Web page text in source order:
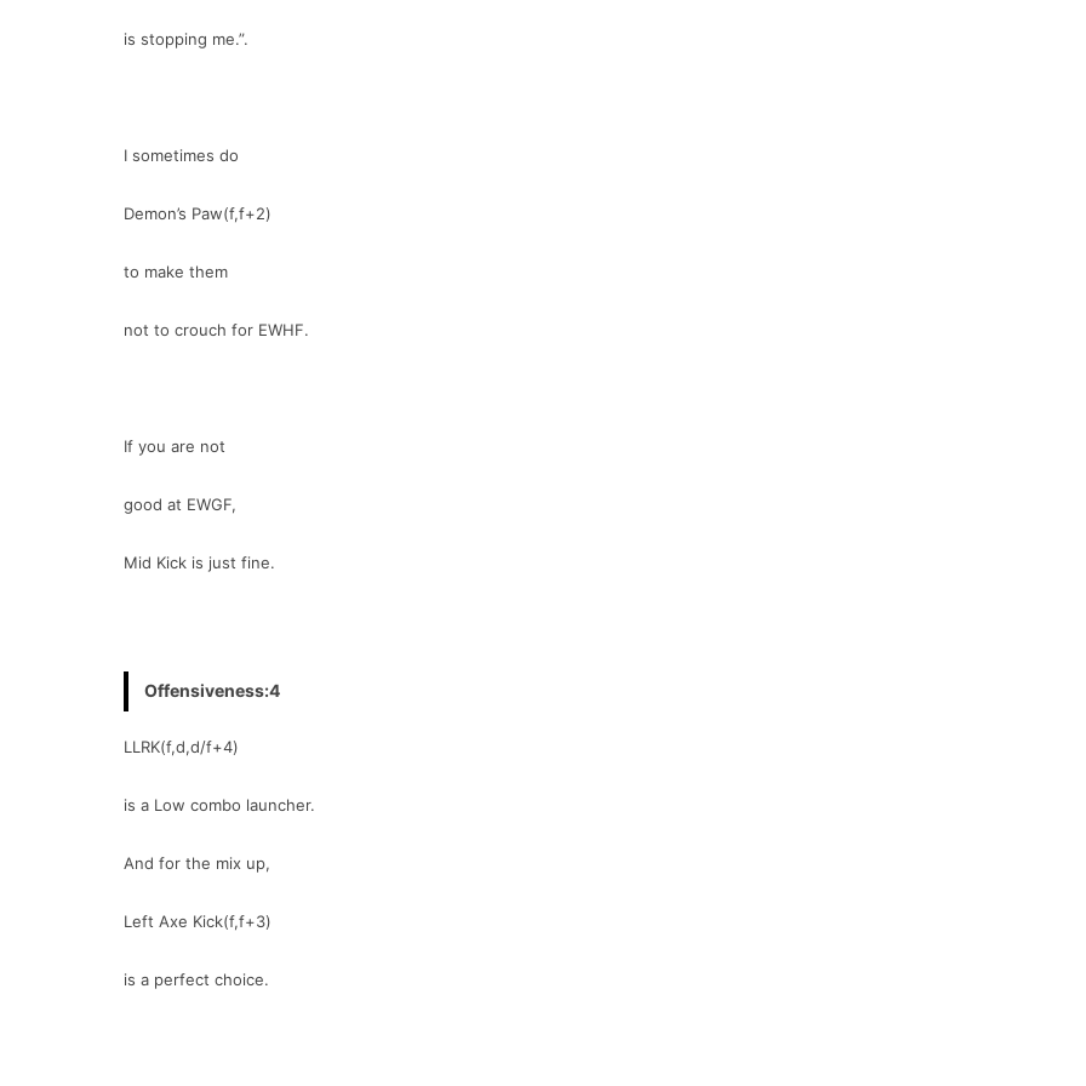
is stopping me.”.
I sometimes do
Demon’s Paw(f,f+2)
to make them
not to crouch for EWHF.
If you are not
good at EWGF,
Mid Kick is just fine.
Offensiveness:4
LLRK(f,d,d/f+4)
is a Low combo launcher.
And for the mix up,
Left Axe Kick(f,f+3)
is a perfect choice.